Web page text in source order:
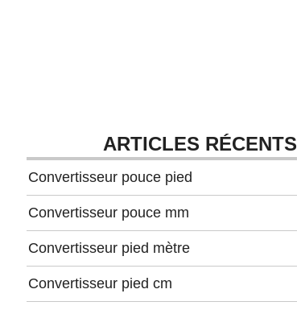
ARTICLES RÉCENTS
Convertisseur pouce pied
Convertisseur pouce mm
Convertisseur pied mètre
Convertisseur pied cm